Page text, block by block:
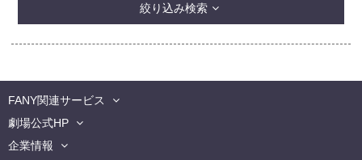
絞り込み検索
FANY関連サービス
劇場公式HP
企業情報